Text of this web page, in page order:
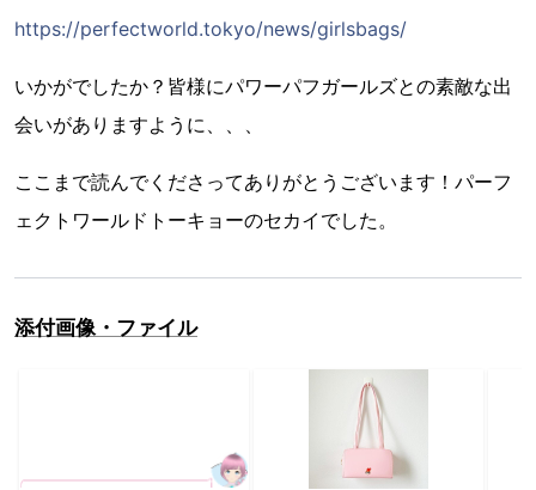
https://perfectworld.tokyo/news/girlsbags/
いかがでしたか？皆様にパワーパフガールズとの素敵な出
会いがありますように、、、
ここまで読んでくださってありがとうございます！パーフ
ェクトワールドトーキョーのセカイでした。
添付画像・ファイル